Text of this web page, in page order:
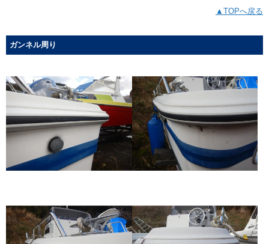
▲TOPへ戻る
ガンネル周り